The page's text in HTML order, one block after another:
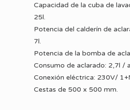
Capacidad de la cuba de
25l.
Potencia del calderín de
7l.
Potencia de la bomba de
Consumo de aclarado: 2,7l /
Conexión eléctrica: 230V/
Cestas de 500 x 500 mm.